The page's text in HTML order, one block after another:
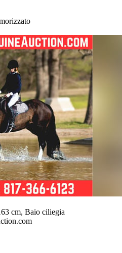
cm, Baio ciliegia